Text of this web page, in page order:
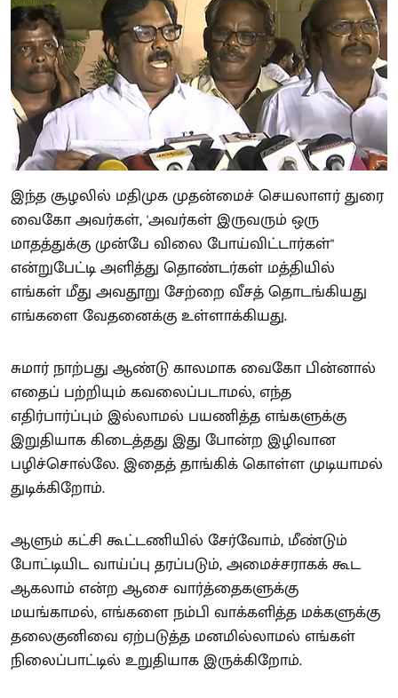
இந்த சூழலில் மதிமுக முதன்மைச் செயலாளர் துரை
வைகோ அவர்கள், 'அவர்கள் இருவரும் ஒரு
மாதத்துக்கு முன்பே விலை போய்விட்டார்கள்"
என்றுபேட்டி அளித்து தொண்டர்கள் மத்தியில்
எங்கள் மீது அவதூறு சேற்றை வீசத் தொடங்கியது
எங்களை வேதனைக்கு உள்ளாக்கியது.
சுமார் நாற்பது ஆண்டு காலமாக வைகோ பின்னால்
எதைப் பற்றியும் கவலைப்படாமல், எந்த
எதிர்பார்ப்பும் இல்லாமல் பயணித்த எங்களுக்கு
இறுதியாக கிடைத்தது இது போன்ற இழிவான
பழிச்சொல்லே. இதைத் தாங்கிக் கொள்ள முடியாமல்
துடிக்கிறோம்.
ஆளும் கட்சி கூட்டணியில் சேர்வோம், மீண்டும்
போட்டியிட வாய்ப்பு தரப்படும், அமைச்சராகக் கூட
ஆகலாம் என்ற ஆசை வார்த்தைகளுக்கு
மயங்காமல், எங்களை நம்பி வாக்களித்த மக்களுக்கு
தலைகுனிவை ஏற்படுத்த மனமில்லாமல் எங்கள்
நிலைப்பாட்டில் உறுதியாக இருக்கிறோம்.